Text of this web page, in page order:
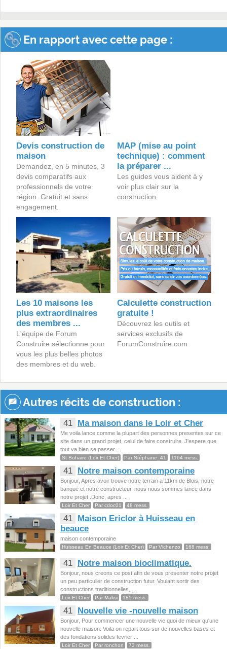
En rapport avec cette page :
Devis construction de
maison
Demandez, en 5 minutes, 3
devis comparatifs aux
professionnels de votre
région. Gratuit et sans
engagement.
MAP (mise au point
technique) : comment
la préparer ...
Les guides vous aident à y
voir plus clair sur la
construction.
Les 10 maisons les
plus extraordinaires
des membres ...
L'équipe de Forum
Construire sélectionne pour
vous les plus belles photos
des membres et du web.
Calculette construction
gratuite !
Découvrez les outils et
services exclusifs de
ForumConstruire.com
Autres récits de construction :
41 Ma maison dans le Loir et Cher
Me voila lance comme la plupart des personnes presentes sur ce
site dans un grand projet, celui de faire construire. J'espere que
tout va bien se passer...
St Bohaire (Loir Et Cher) Par Stéphane_41 1164 mess.
41 Notre maison contemporaine
Bonjour, Apres avoir trouve notre terrain a 11km de Blois, notre
banque et notre constructeur, nous nous sommes lance dans
notre projet .Donc, apres ...
Loir Et Cher Par cdoc01 48 mess.
41
Maison Ericlor à Huisseau en
beauce
maison contemporaine
Huisseau En Beauce (Loir Et Cher) Par Vichenzo 168 mess.
41 Notre maison bioclimatique.
Bonjour, nous creons ce post afin de vous presenter notre projet
un peu particulier de construction futur. Voulant sortir des
constructions traditionnelles, ...
Loir Et Cher Par Maksi 185 mess.
41 Nouvelle vie -nouvelle maison
Bonjour, Pour commencer une nouvelle vie quoi de mieux qu'une
nouvelle maison. Voila on repart tous sur de nouvelles bases et
des fondations solides fevrier ...
Loir Et Cher Par ronchon 73 mess.